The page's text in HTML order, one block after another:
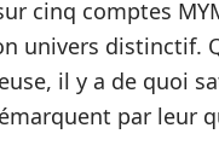
cinq comptes
univers distinctif.
il y a de quoi
par leur